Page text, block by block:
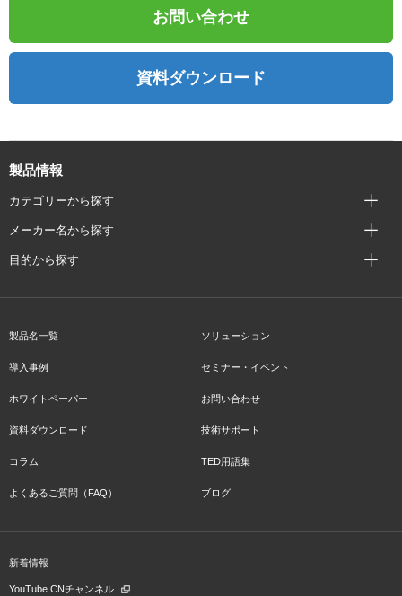
お問い合わせ
資料ダウンロード
製品情報
カテゴリーから探す
メーカー名から探す
目的から探す
製品名一覧 ソリューション
導入事例 セミナー・イベント
ホワイトペーパー お問い合わせ
資料ダウンロード 技術サポート
コラム TED用語集
よくあるご質問（FAQ） ブログ
新着情報
YouTube CNチャンネル